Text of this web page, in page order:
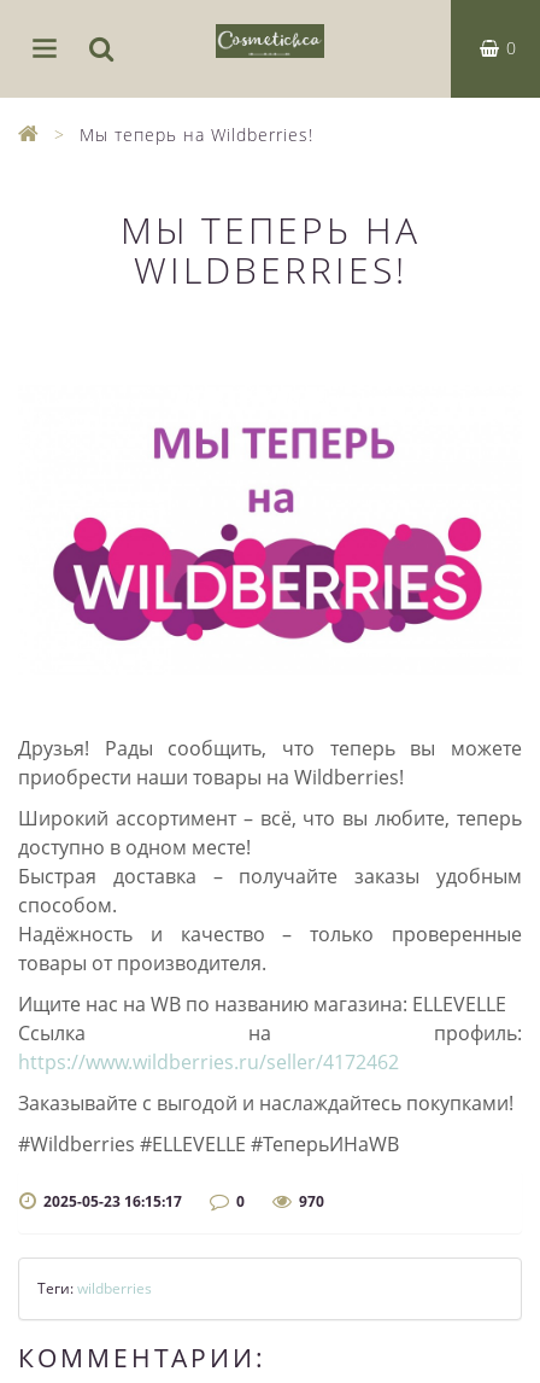
0
Мы теперь на Wildberries!
МЫ ТЕПЕРЬ НА
WILDBERRIES!
Друзья! Рады сообщить, что теперь вы можете
приобрести наши товары на Wildberries!
Широкий ассортимент – всё, что вы любите, теперь
доступно в одном месте!
Быстрая доставка – получайте заказы удобным
способом.
Надёжность и качество – только проверенные
товары от производителя.
Ищите нас на WB по названию магазина: ELLEVELLE
Ссылка на профиль:
https://www.wildberries.ru/seller/4172462
Заказывайте с выгодой и наслаждайтесь покупками!
#Wildberries #ELLEVELLE #ТеперьИНаWB
2025-05-23 16:15:17 0 970
Теги:wildberries
КОММЕНТАРИИ: